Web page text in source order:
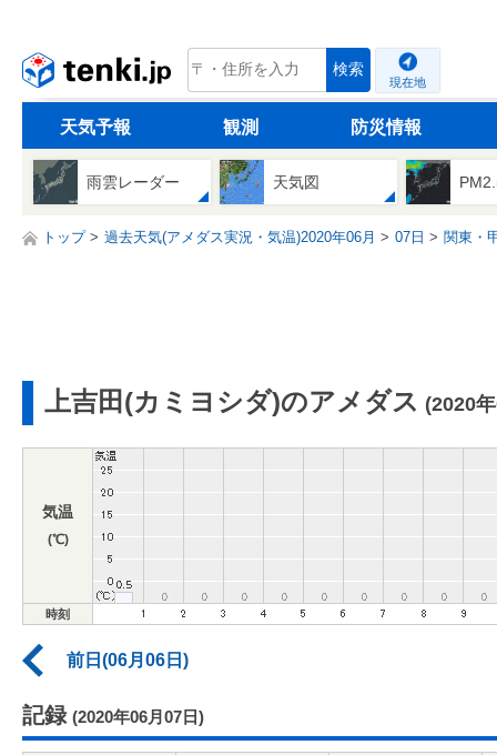
tenki.jp 検索
現在地
天気予報 観測 防災情報
雨雲レーダー 天気図
トップ 過去天気(アメダス実況・気温)2020年06月 07日 関東・
上吉田(カミヨシダ)のアメダス (2020
気温
(℃)
時刻
前日(06月06日)
記録 (2020年06月07日)